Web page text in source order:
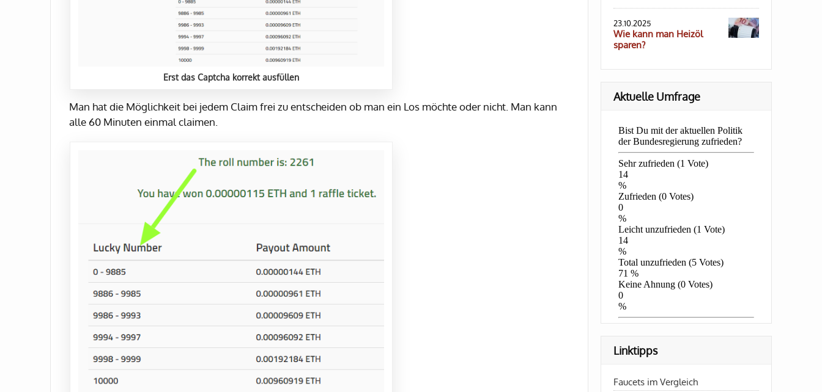
Erst das Captcha korrekt ausfüllen
Man hat die Möglichkeit bei jedem Claim frei zu entscheiden ob man ein Los möchte oder nicht. Man kann
alle 60 Minuten einmal claimen.
23.10.2025
Wie kann man Heizöl
sparen?
Aktuelle Umfrage
Linktipps
Faucets im Vergleich